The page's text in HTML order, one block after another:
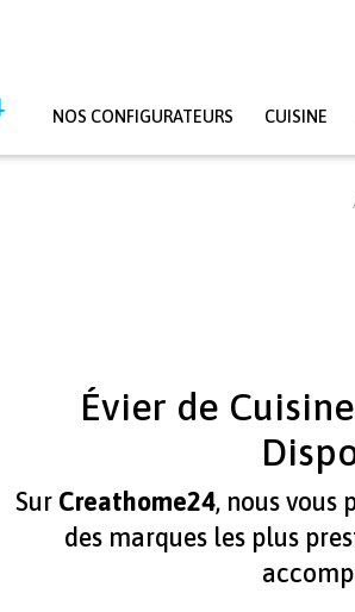
NOS CONFIGURATEURS CUISINE
Évier de
Sur Creathome24, nous vous
des marques les plus